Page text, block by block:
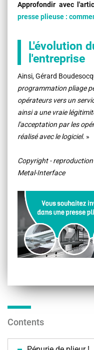
Approfondir avec
presse plieuse :
L'évolution
l'entreprise
Ainsi, Gérard
programmation pliage
opérateurs vers un
ainsi a une vraie
l'acceptation par les
réalisé avec le logiciel. »
Copyright -
Metal-Interface
Contents